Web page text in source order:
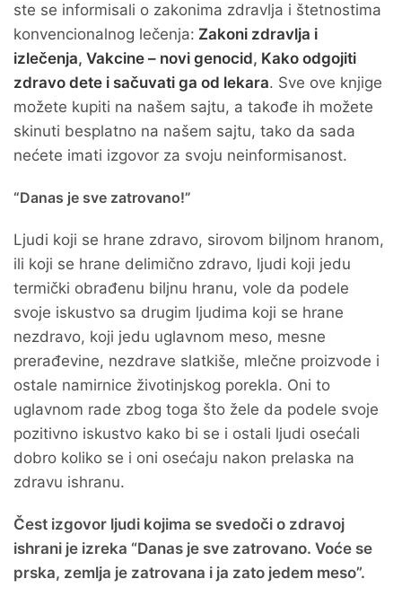
ste se informisali o zakonima zdravlja i štetnostima
konvencionalnog lečenja: Zakoni zdravlja i
izlečenja, Vakcine – novi genocid, Kako odgojiti
zdravo dete i sačuvati ga od lekara. Sve ove knjige
možete kupiti na našem sajtu, a takođe ih možete
skinuti besplatno na našem sajtu, tako da sada
nećete imati izgovor za svoju neinformisanost.
“Danas je sve zatrovano!”
Ljudi koji se hrane zdravo, sirovom biljnom hranom,
ili koji se hrane delimično zdravo, ljudi koji jedu
termički obrađenu biljnu hranu, vole da podele
svoje iskustvo sa drugim ljudima koji se hrane
nezdravo, koji jedu uglavnom meso, mesne
prerađevine, nezdrave slatkiše, mlečne proizvode i
ostale namirnice životinjskog porekla. Oni to
uglavnom rade zbog toga što žele da podele svoje
pozitivno iskustvo kako bi se i ostali ljudi osećali
dobro koliko se i oni osećaju nakon prelaska na
zdravu ishranu.
Čest izgovor ljudi kojima se svedoči o zdravoj
ishrani je izreka “Danas je sve zatrovano. Voće se
prska, zemlja je zatrovana i ja zato jedem meso”.